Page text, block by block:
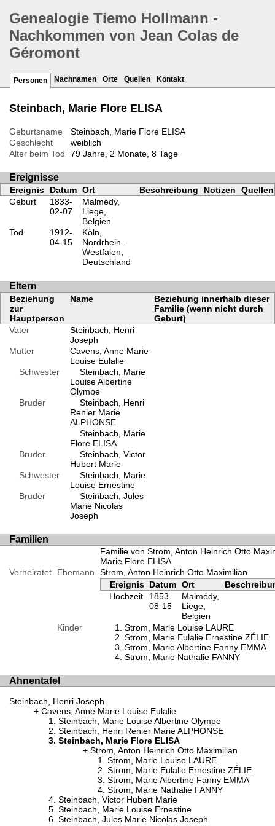
Genealogie Tiemo Hollmann -
Nachkommen von Jean Colas de
Géromont
Personen Nachnamen Orte Quellen Kontakt
Steinbach, Marie Flore ELISA
Geburtsname
Steinbach, Marie Flore ELISA
Geschlecht
weiblich
Alter beim Tod
79 Jahre, 2 Monate, 8 Tage
Ereignisse
Ereignis Datum Ort Beschreibung Notizen
Quellen
Geburt
1833-
02-07
Malmédy,
Liege,
Belgien
Tod
1912-
04-15
Köln,
Nordrhein-
Westfalen,
Deutschland
Eltern
Beziehung
zur
Hauptperson
Name
Beziehung innerhalb dieser
Familie (wenn nicht durch
Geburt)
Vater
Steinbach, Henri
Joseph
Mutter
Cavens, Anne Marie
Louise Eulalie
Schwester
Steinbach, Marie
Louise Albertine
Olympe
Bruder
Steinbach, Henri
Renier Marie
ALPHONSE
Steinbach, Marie
Flore ELISA
Bruder
Steinbach, Victor
Hubert Marie
Schwester
Steinbach, Marie
Louise Ernestine
Bruder
Steinbach, Jules
Marie Nicolas
Joseph
Familien
Familie von Strom, Anton Heinrich Otto
Marie Flore ELISA
Verheiratet
Ehemann
Strom, Anton Heinrich Otto Maximilian
Ereignis Datum Ort
Hochzeit
1853-
08-15
Malmédy,
Liege,
Belgien
Kinder
Strom, Marie Louise LAURE
Strom, Marie Eulalie Ernestine ZÉLIE
Strom, Marie Albertine Fanny EMMA
Strom, Marie Nathalie FANNY
Ahnentafel
Steinbach, Henri Joseph
Cavens, Anne Marie Louise Eulalie
Steinbach, Marie Louise Albertine Olympe
Steinbach, Henri Renier Marie ALPHONSE
Steinbach, Marie Flore ELISA
Strom, Anton Heinrich Otto Maximilian
Strom, Marie Louise LAURE
Strom, Marie Eulalie Ernestine ZÉLIE
Strom, Marie Albertine Fanny EMMA
Strom, Marie Nathalie FANNY
Steinbach, Victor Hubert Marie
Steinbach, Marie Louise Ernestine
Steinbach, Jules Marie Nicolas Joseph